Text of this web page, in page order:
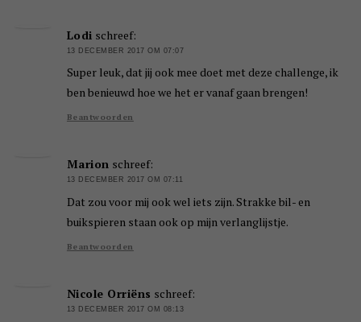
Lodi schreef:
13 DECEMBER 2017 OM 07:07
Super leuk, dat jij ook mee doet met deze challenge, ik
ben benieuwd hoe we het er vanaf gaan brengen!
Beantwoorden
Marion schreef:
13 DECEMBER 2017 OM 07:11
Dat zou voor mij ook wel iets zijn. Strakke bil- en
buikspieren staan ook op mijn verlanglijstje.
Beantwoorden
Nicole Orriëns schreef:
13 DECEMBER 2017 OM 08:13